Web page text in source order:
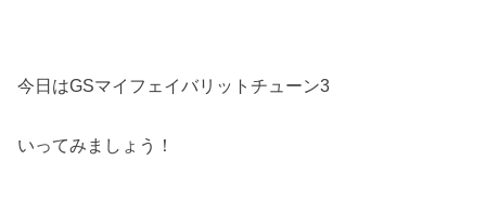
今日はGSマイフェイバリットチューン3
いってみましょう！